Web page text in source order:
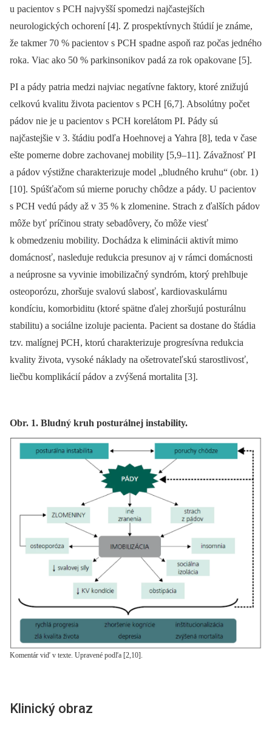
u pacientov s PCH najvyšší spomedzi najčastejších
neurologických ochorení [4]. Z prospektívnych štúdií je známe,
že takmer 70 % pacientov s PCH spadne aspoň raz počas jedného
roka. Viac ako 50 % parkinsonikov padá za rok opakovane [5].
PI a pády patria medzi najviac negatívne faktory, ktoré znižujú
celkovú kvalitu života pacientov s PCH [6,7]. Absolútny počet
pádov nie je u pacientov s PCH korelátom PI. Pády sú
najčastejšie v 3. štádiu podľa Hoehnovej a Yahra [8], teda v čase
ešte pomerne dobre zachovanej mobility [5,9–11]. Závažnosť PI
a pádov výstižne charakterizuje model „bludného kruhu“ (obr. 1)
[10]. Spúšťačom sú mierne poruchy chôdze a pády. U pacientov
s PCH vedú pády až v 35 % k zlomenine. Strach z ďalších pádov
môže byť príčinou straty sebadôvery, čo môže viesť
k obmedzeniu mobility. Dochádza k eliminácii aktivít mimo
domácnosť, nasleduje redukcia presunov aj v rámci domácnosti
a ne­úprosne sa vyvinie imobilizačný syndróm, ktorý prehlbuje
osteoporózu, zhoršuje svalovú slabosť, kardiovaskulárnu
kondíciu, komorbiditu (ktoré spätne ďalej zhoršujú posturálnu
stabilitu) a sociálne izoluje pacienta. Pacient sa dostane do štádia
tzv. malígnej PCH, ktorú charakterizuje progresívna redukcia
kvality života, vysoké náklady na ošetrovateľskú starostlivosť,
liečbu komplikácií pádov a zvýšená mortalita [3].
Obr. 1. Bludný kruh posturálnej instability.
Komentár viď v texte. Upravené podľa [2,10].
Klinický obraz